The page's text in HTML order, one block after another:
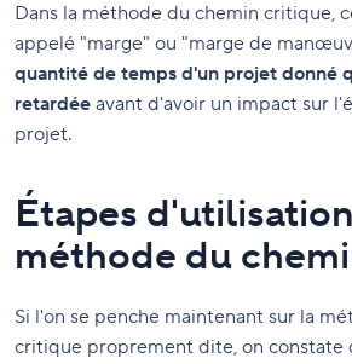
Dans la méthode du chemin critique,
appelé "marge" ou "marge de
quantité de temps d'un projet donné
retardée avant d'avoir un impact sur
projet.
Étapes
méthode du
Si l'on se penche maintenant sur la
critique proprement dite, on constate